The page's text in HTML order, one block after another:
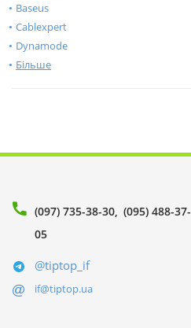
Baseus
Cablexpert
Dynamode
Більше
(097) 735-38-30 (095) 488-37-
05
@tiptop_if
if@tiptop.ua